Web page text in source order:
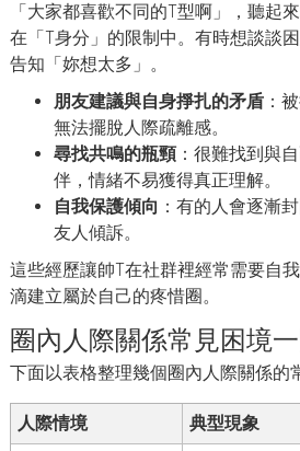
「大家都喜歡不同的T型啊」，聽起
在「T身分」的限制中。有時想談談
告知「妳想太多」。
朋友建議與自身掙扎的矛盾 ：
無法擺脫人際疏離感。
尋找共鳴的瓶頸：很難找到與
伴，情緒不易獲得真正理解。
自我保護傾向 ：有的人會逐漸
友人傾訴。
這些經歷讓帥T在社群裡經常需要自
滴建立屬於自己的疼惜圈。
圈內人際關係常見困境
下面以表格整理幾個圈內人際關係的
人際情境 典型現象